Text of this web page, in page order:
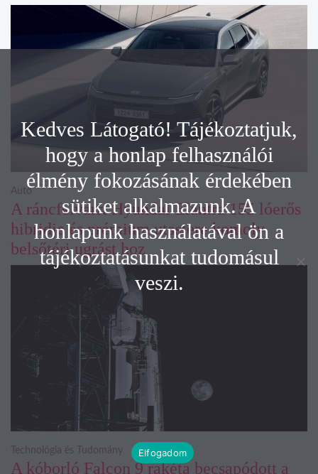
A ráncfelvarrt Hyundai Elantra 155 lóerős
hibridje és prémium utastere komoly
belsőtéri ugrást hoz
Autó
A kóborló Falcon 9 rakéta becsapódott a
Technológia és Tudomány
Kedves Látogató! Tájékoztatjuk,
hogy a honlap felhasználói
élmény fokozásának érdekében
sütiket alkalmazunk. A
honlapunk használatával ön a
tájékoztatásunkat tudomásul
veszi.
Elfogadom